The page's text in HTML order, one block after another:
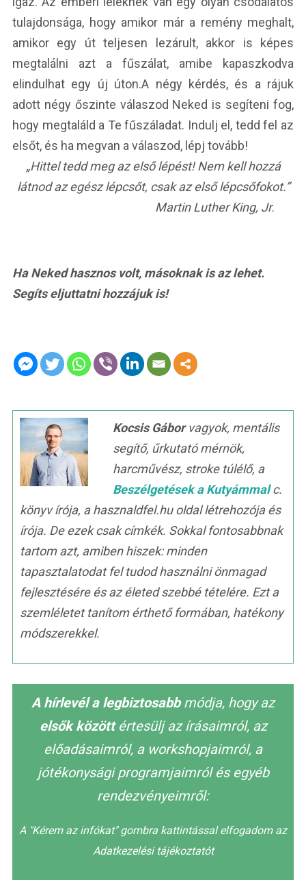
tulajdonsága, hogy amikor már a remény meghalt,
amikor egy út teljesen lezárult, akkor is képes
megtalálni azt a fűszálat, amibe kapaszkodva
elindulhat egy új úton.A négy kérdés, és a rájuk
adott négy őszinte válaszod Neked is segíteni fog,
hogy megtaláld a Te fűszáladat. Indulj el, tedd fel az
elsőt, és ha megvan a válaszod, lépj tovább!
„Hittel tedd meg az első lépést! Nem kell hozzá
látnodaz egész lépcsőt, csak az első lépcsőfokot.”
Martin Luther King, Jr.
Ha Neked hasznos volt, másoknak is az lehet.
Segíts eljuttatni hozzájuk is!
Kocsis Gáborvagyok, mentális
segítő, űrkutató mérnök,
harcművész, stroke túlélő, a
Beszélgetések a Kutyámmalc.
könyv írója, a hasznaldfel.hu oldal létrehozója és
írója. De ezek csak címkék. Sokkal fontosabbnak
tartom azt, amiben hiszek: minden
tapasztalatodat fel tudod használni önmagad
fejlesztésére és az életed szebbé tételére. Ezt a
szemléletet tanítom érthető formában, hatékony
módszerekkel.
A hírlevél a legbiztosabbmódja, hogy az
elsők közöttértesülj az írásaimról, az
előadásaimról, a workshopjaimról, a
jótékonysági programjaimról és egyéb
rendezvényeimről:
A "Kérem az infókat" gombra kattintással elfogadom az
Adatkezelési tájékoztatót